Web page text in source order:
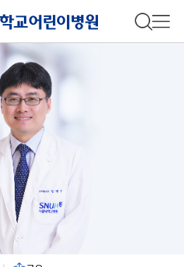
서울대학교어린이병원
전체 검